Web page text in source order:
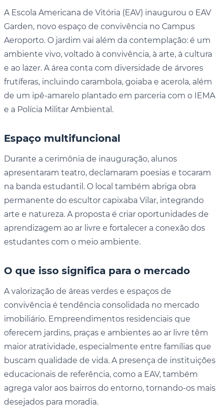
A Escola Americana de Vitória (EAV) inaugurou o EAV
Garden, novo espaço de convivência no Campus
Aeroporto. O jardim vai além da contemplação: é um
ambiente vivo, voltado à convivência, à arte, à cultura
e ao lazer. A área conta com diversidade de árvores
frutíferas, incluindo carambola, goiaba e acerola, além
de um ipê-amarelo plantado em parceria com o IEMA
e a Polícia Militar Ambiental.
Espaço multifuncional
Durante a cerimônia de inauguração, alunos
apresentaram teatro, declamaram poesias e tocaram
na banda estudantil. O local também abriga obra
permanente do escultor capixaba Vilar, integrando
arte e natureza. A proposta é criar oportunidades de
aprendizagem ao ar livre e fortalecer a conexão dos
estudantes com o meio ambiente.
O que isso significa para o mercado
A valorização de áreas verdes e espaços de
convivência é tendência consolidada no mercado
imobiliário. Empreendimentos residenciais que
oferecem jardins, praças e ambientes ao ar livre têm
maior atratividade, especialmente entre famílias que
buscam qualidade de vida. A presença de instituições
educacionais de referência, como a EAV, também
agrega valor aos bairros do entorno, tornando-os mais
desejados para moradia.